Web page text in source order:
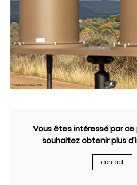
Vous êtes intéressé par
souhaitez obtenir plus
contact